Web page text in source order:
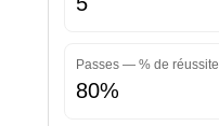
Passes — % de réussite
80%